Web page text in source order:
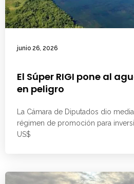
junio 26, 2026
El Súper RIGI pone al
en peligro
La Cámara de Diputados dio
régimen de promoción para
US$